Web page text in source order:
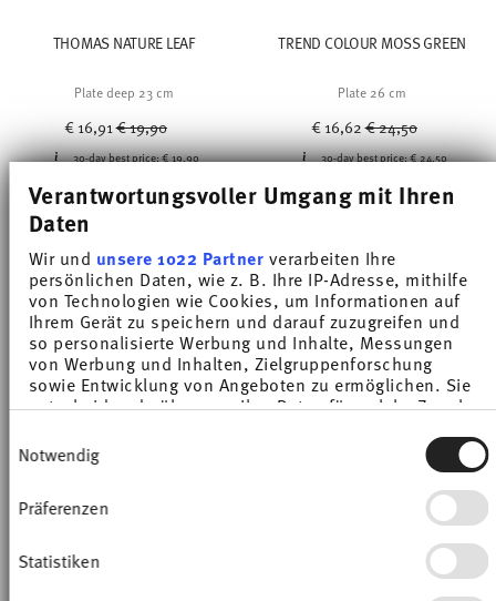
Verantwortungsvoller Umgang mit Ihren
Daten
Wir und unsere 1022 Partnerverarbeiten Ihre
persönlichen Daten, wie z. B. Ihre IP-Adresse, mithilfe
von Technologien wie Cookies, um Informationen auf
Ihrem Gerät zu speichern und darauf zuzugreifen und
so personalisierte Werbung und Inhalte, Messungen
von Werbung und Inhalten, Zielgruppenforschung
sowie Entwicklung von Angeboten zu ermöglichen. Sie
entscheiden darüber, wer Ihre Daten für welche Zwecke
Cookie-Erklärung oder durch Klicken auf das Privacy
Trigger Symbol ändern oder widerrufen
Wenn Sie es erlauben, würden wir auch gerne:
erfassen, welche bis auf einige Meter genau sein
Notwendig
Präferenzen
Statistiken
THOMAS NATURE LEAF
Plate deep 23 cm
€ 16,91Price reduced from
€ 19,90
30-day best price:€ 19,90
TREND COLOUR MOSS GREEN
Plate 26 cm
€ 16,62Price reduced from
€ 24,50
30-day best price:€ 24,50
LOFT COLOR MOSS GREEN
-36%
SUNNY DAY APPLE GREEN
-26%